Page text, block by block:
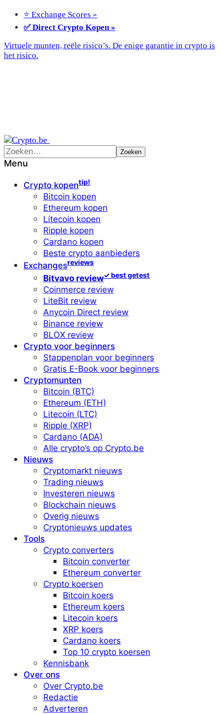
⭐ Exchange Scores »
✅ Direct Crypto Kopen »
Virtuele munten, reële risico’s. De enige garantie in crypto is
het risico.
Menu
Crypto kopentip!
Bitcoin kopen
Ethereum kopen
Litecoin kopen
Ripple kopen
Cardano kopen
Beste crypto aanbieders
Exchangesreviews
Bitvavo review✓ best getest
Coinmerce review
LiteBit review
Anycoin Direct review
Binance review
BLOX review
Crypto voor beginners
Stappenplan voor beginners
Gratis E-Book voor beginners
Cryptomunten
Bitcoin (BTC)
Ethereum (ETH)
Litecoin (LTC)
Ripple (XRP)
Cardano (ADA)
Alle crypto’s op Crypto.be
Nieuws
Cryptomarkt nieuws
Trading nieuws
Investeren nieuws
Blockchain nieuws
Overig nieuws
Cryptonieuws updates
Tools
Crypto converters
Bitcoin converter
Ethereum converter
Crypto koersen
Bitcoin koers
Ethereum koers
Litecoin koers
XRP koers
Cardano koers
Top 10 crypto koersen
Kennisbank
Over ons
Over Crypto.be
Redactie
Adverteren